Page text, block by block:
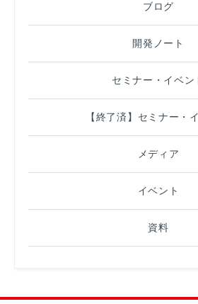
ブログ
開発ノート
セミナー・イベン
【終了済】セミナー・
メディア
イベント
資料